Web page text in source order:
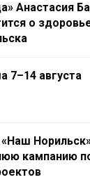
Анастасия
о
7–14 августа
кампанию